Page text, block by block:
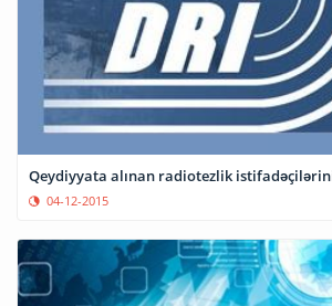
Qeydiyyata alınan radiotezlik
04-12-2015